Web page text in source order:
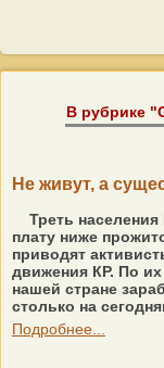
В рубрике
Не живут, а
Треть
плату ниже
приводят
движения КР. По
нашей стране
столько на
Подробнее...